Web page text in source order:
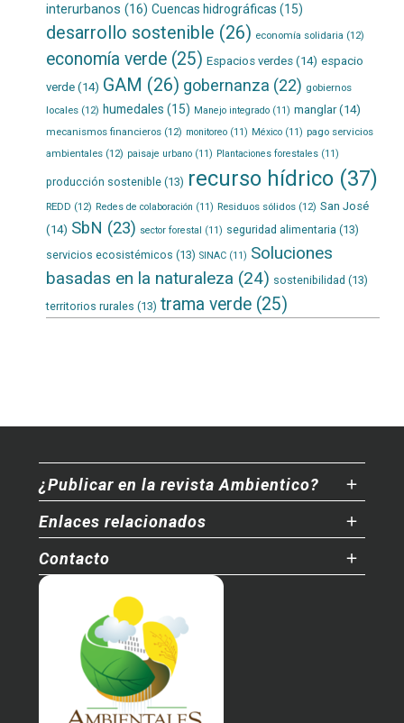
interurbanos (16) Cuencas hidrográficas (15)
desarrollo sostenible (26) economía solidaria (12)
economía verde(25) Espacios verdes(14) espacio
verde(14) GAM (26) gobernanza (22) gobiernos
locales(12) humedales (15) Manejo integrado(11) manglar(14)
mecanismos financieros(12) monitoreo(11) México(11) pago servicios
ambientales(12) paisaje urbano(11) Plantaciones forestales(11)
producción sostenible(13) recurso hídrico(37)
REDD (12) Redes de colaboración (11) Residuos sólidos(12) San José
(14) SbN (23) sector forestal (11) seguridad alimentaria (13)
servicios ecosistémicos (13) SINAC(11) Soluciones
basadas en la naturaleza (24) sostenibilidad (13)
territorios rurales (13) trama verde(25)
¿Publicar en la revista Ambientico?
Enlaces relacionados
Contacto